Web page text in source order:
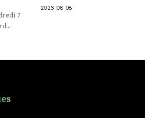
7
2026-08-08